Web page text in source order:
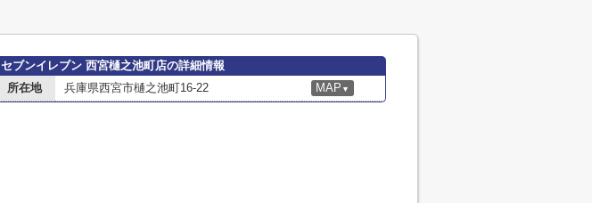
セブンイレブン 西宮樋之池町店の詳細情報
所在地
兵庫県西宮市樋之池町16-22 MAP ▼